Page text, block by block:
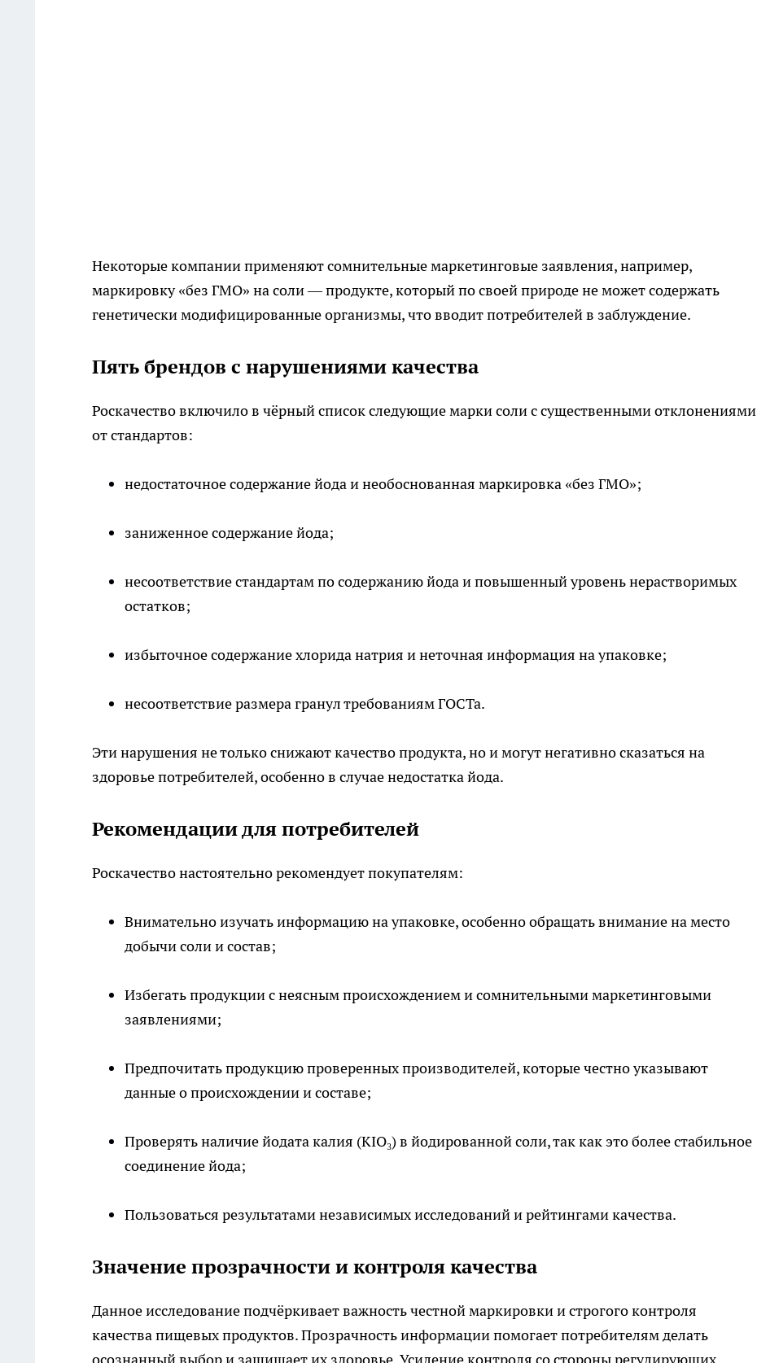
Некоторые компании применяют сомнительные маркетинговые заявления, например,
маркировку «без ГМО» на соли — продукте, который по своей природе не может содержать
генетически модифицированные организмы, что вводит потребителей в заблуждение.
Пять брендов с нарушениями качества
Роскачество включило в чёрный список следующие марки соли с существенными отклонениями
от стандартов:
недостаточное содержание йода и необоснованная маркировка «без ГМО»;
заниженное содержание йода;
несоответствие стандартам по содержанию йода и повышенный уровень нерастворимых
остатков;
избыточное содержание хлорида натрия и неточная информация на упаковке;
несоответствие размера гранул требованиям ГОСТа.
Эти нарушения не только снижают качество продукта, но и могут негативно сказаться на
здоровье потребителей, особенно в случае недостатка йода.
Рекомендации для потребителей
Роскачество настоятельно рекомендует покупателям:
Внимательно изучать информацию на упаковке, особенно обращать внимание на место
добычи соли и состав;
Избегать продукции с неясным происхождением и сомнительными маркетинговыми
заявлениями;
Предпочитать продукцию проверенных производителей, которые честно указывают
данные о происхождении и составе;
Проверять наличие йодата калия (KIO₃) в йодированной соли, так как это более стабильное
соединение йода;
Пользоваться результатами независимых исследований и рейтингами качества.
Значение прозрачности и контроля качества
Данное исследование подчёркивает важность честной маркировки и строгого контроля
качества пищевых продуктов. Прозрачность информации помогает потребителям делать